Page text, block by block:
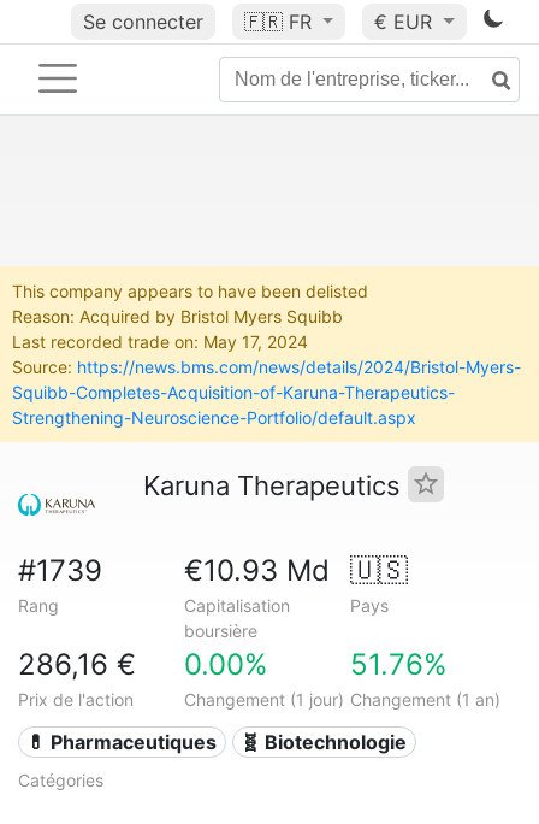
Se connecter 🇫🇷 FR € EUR
This company appears to have been delisted
Reason: Acquired by Bristol Myers Squibb
Last recorded trade on: May 17, 2024
Source: https://news.bms.com/news/details/2024/Bristol-Myers-
Squibb-Completes-Acquisition-of-Karuna-Therapeutics-
Strengthening-Neuroscience-Portfolio/default.aspx
Karuna Therapeutics
#1739
Rang
€10.93 Md
Capitalisation
boursière
🇺🇸
Pays
286,16 €
Prix de l'action
0.00%
Changement (1 jour)
51.76%
Changement (1 an)
💊 Pharmaceutiques 🧬 Biotechnologie
Catégories